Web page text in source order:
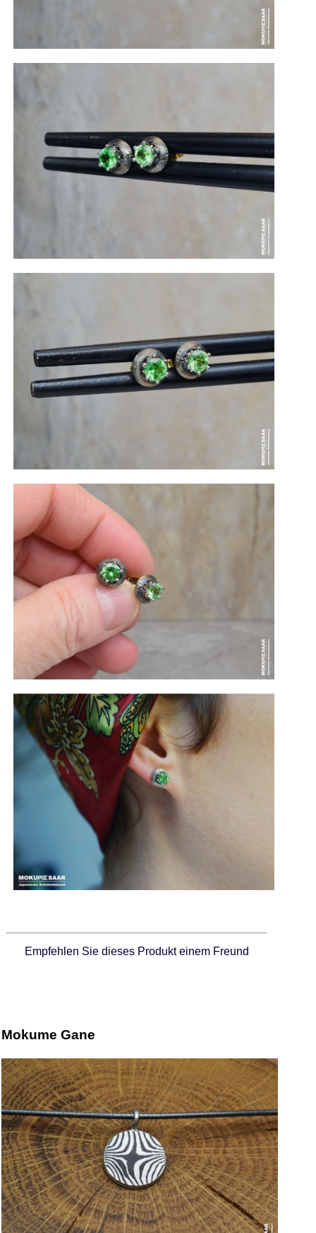
Empfehlen Sie dieses Produkt einem Freund
Mokume Gane